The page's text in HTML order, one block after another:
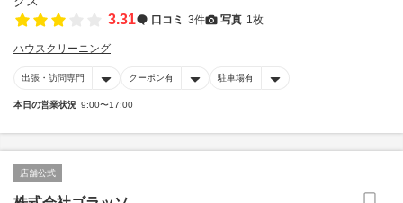
3.31 口コミ 3件 写真 1枚
ハウスクリーニング
出張・訪問専門 クーポン有 駐車場有
本日の営業状況 9:00〜17:00
店舗公式